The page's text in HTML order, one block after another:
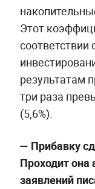
Этот
соответствии
результатам
три раза
(5,6%).
— Прибавку
Проходит она
заявлений